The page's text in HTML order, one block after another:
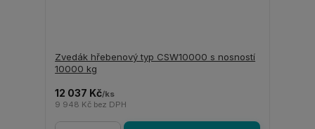
Zvedák hřebenový typ CSW10000 s nosností
10000 kg
12 037 Kč/ks
9 948 Kč bez DPH